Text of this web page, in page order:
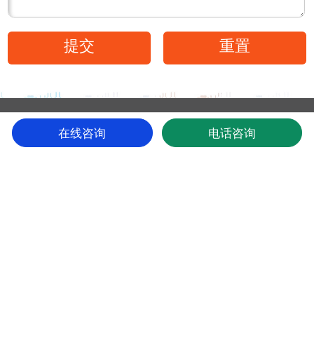
电话咨询 了解中联邦
在线咨询 电话咨询